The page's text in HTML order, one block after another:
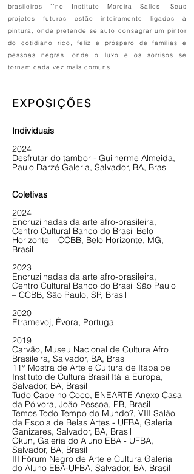
brasileiros ``no Instituto Moreira Salles. Seus
projetos futuros estão inteiramente ligados à
pintura, onde pretende se auto consagrar um pintor
do cotidiano rico, feliz e próspero de famílias e
pessoas negras, onde o luxo e os sorrisos se
tornam cada vez mais comuns.
EXPOSIÇÕES
Individuais
2024
Desfrutar do tambor - Guilherme Almeida,
Paulo Darzé Galeria, Salvador, BA, Brasil
Coletivas
2024
Encruzilhadas da arte afro-brasileira,
Centro Cultural Banco do Brasil Belo
Horizonte – CCBB, Belo Horizonte, MG,
Brasil
2023
Encruzilhadas da arte afro-brasileira,
Centro Cultural Banco do Brasil São Paulo
– CCBB, São Paulo, SP, Brasil
2020
Etramevoj, Évora, Portugal
2019
Carvão, Museu Nacional de Cultura Afro
Brasileira, Salvador, BA, Brasil
11° Mostra de Arte e Cultura de Itapaipe
Instituto de Cultura Brasil Itália Europa,
Salvador, BA, Brasil
Tudo Cabe no Coco, ENEARTE Anexo Casa
da Pólvora, João Pessoa, PB, Brasil
Temos Todo Tempo do Mundo?, VIII Salão
da Escola de Belas Artes - UFBA, Galeria
Ganizares, Salvador, BA, Brasil
Okun, Galeria do Aluno EBA - UFBA,
Salvador, BA, Brasil
III Fórum Negro de Arte e Cultura Galeria
do Aluno EBA-UFBA, Salvador, BA, Brasil